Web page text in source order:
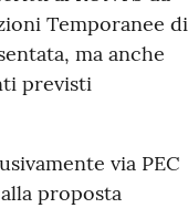
Temporanee di
ma anche
previsti
via PEC
proposta